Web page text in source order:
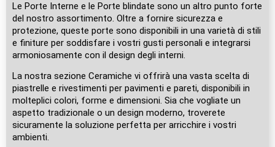
Le Porte Interne e le Porte blindate sono un altro punto forte
del nostro assortimento. Oltre a fornire sicurezza e
protezione, queste porte sono disponibili in una varietà di stili
e finiture per soddisfare i vostri gusti personali e integrarsi
armoniosamente con il design degli interni.
La nostra sezione Ceramiche vi offrirà una vasta scelta di
piastrelle e rivestimenti per pavimenti e pareti, disponibili in
molteplici colori, forme e dimensioni. Sia che vogliate un
aspetto tradizionale o un design moderno, troverete
sicuramente la soluzione perfetta per arricchire i vostri
ambienti.